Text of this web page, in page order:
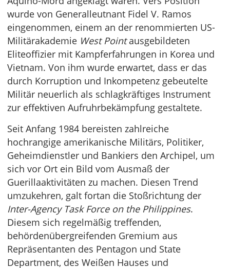
wurde von Generalleutnant Fidel V. Ramos
eingenommen, einem an der renommierten US-
Militärakademie West Pointausgebildeten
Eliteoffizier mit Kampferfahrungen in Korea und
Vietnam. Von ihm wurde erwartet, dass er das
durch Korruption und Inkompetenz gebeutelte
Militär neuerlich als schlagkräftiges Instrument
zur effektiven Aufruhrbekämpfung gestaltete.
Seit Anfang 1984 bereisten zahlreiche
hochrangige amerikanische Militärs, Politiker,
Geheimdienstler und Bankiers den Archipel, um
sich vor Ort ein Bild vom Ausmaß der
Guerillaaktivitäten zu machen. Diesen Trend
umzukehren, galt fortan die Stoßrichtung der
Inter-Agency Task Force on the Philippines.
Diesem sich regelmäßig treffenden,
behördenübergreifenden Gremium aus
Repräsentanten des Pentagon und State
Department, des Weißen Hauses und